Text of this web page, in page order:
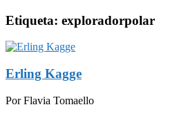
Etiqueta: exploradorpolar
Erling Kagge
Por Flavia Tomaello